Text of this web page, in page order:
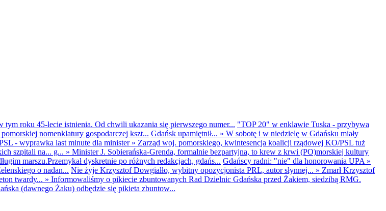
tym roku 45-lecie istnienia. Od chwili ukazania się pierwszego numer... "TOP 20" w enklawie Tuska - przybywa
nomenklatury gospodarczej kszt... Gdańsk upamiętnił... » W sobotę i w niedzielę w Gdańsku miały
- wyprawka last minute dla minister» Zarząd woj. pomorskiego, kwintesencja koalicji rządowej KO/PSL tuż
szpitali na... g... » Minister J. Sobierańska-Grenda, formalnie bezpartyjna, to krew z krwi (PO)morskiej kultury
marszu.Przemykał dyskretnie po różnych redakcjach, gdańs... Gdańscy radni: "nie" dla honorowania UPA »
o nadan... Nie żyje Krzysztof Dowgiałło, wybitny opozycjonista PRL, autor słynnej... » Zmarł Krzysztof
twardy... » Informowaliśmy o pikiecie zbuntowanych Rad Dzielnic Gdańska przed Żakiem, siedzibą RMG.
(dawnego Żaku) odbędzie się pikieta zbuntow...